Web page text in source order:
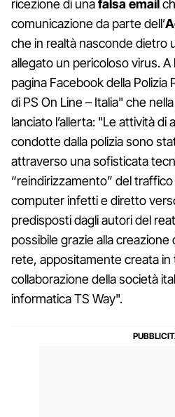
ricezione di unafalsa email
comunicazione da parte dell’
che in realtà nasconde dietro
allegato un pericoloso virus. A
pagina Facebook della
di PS On Line – Italia" che
lanciato l’allerta: "Le attività di
condotte dalla polizia sono
attraverso una sofisticata
“reindirizzamento” del
computer infetti e diretto
predisposti dagli autori del
possibile grazie alla creazione
rete, appositamente creata in
collaborazione della società
informatica TS Way".